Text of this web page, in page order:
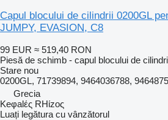
Capul blocului de cilindrii 0200GL
JUMPY, EVASION, C8
99 EUR ≈ 519,40 RON
Piesă de schimb - capul blocului de
Stare nou
0200GL, 71739894, 9464036788,
Grecia
Keφalές RHίzoς
Luați legătura cu vânzătorul